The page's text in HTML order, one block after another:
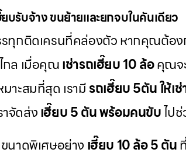
บรับจ้าง ขนย้ายและยกจบในคันเดียว
ทุกติดเครนที่คล่องตัว หากคุณต้อง
กล เมื่อคุณเช่ารถเฮี๊ยบ 10 ล้อคุณจ
าะสมที่สุด เรามีรถเฮี๊ยบ 5ตัน ให้เช่
าจัดส่งเฮี๊ยบ 5 ตัน พร้อมคนขับไป
นาดพิเศษอย่าง เฮี๊ยบ 10 ล้อ 5 ตัน